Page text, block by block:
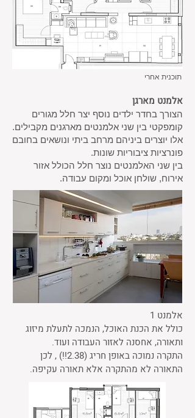
תוכנית אחרי
אלמנט מארגן
הצורך בחדר ילדים נוסף יצר חלל מגורים
קומפקטי בין שני אלמנטים מארגנים מקבילים.
אלו יוצרים ביניהם מרחב ביתי ונושאים בחובם
פונרציות ציבוריות שונות.
בין שני האלמנטים נוצר חלל הכולל אזור
אירוח, שולחן אוכל ומקום עבודה.
אלמנט 1
כולל את הכנת האוכל, הנמכה לתעלת מיזוג
ותאורה, אחסנה לאזור העבודה ועוד.
התקרה נמוכה באופן חריג (2.38!!) , לכן
התאורה לא מהתקרה אלא תאורה עקיפה.